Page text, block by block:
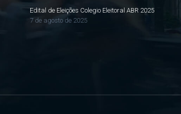
Edital de Eleições Colegio Eleitoral ABR 2025
7 de agosto de 2025